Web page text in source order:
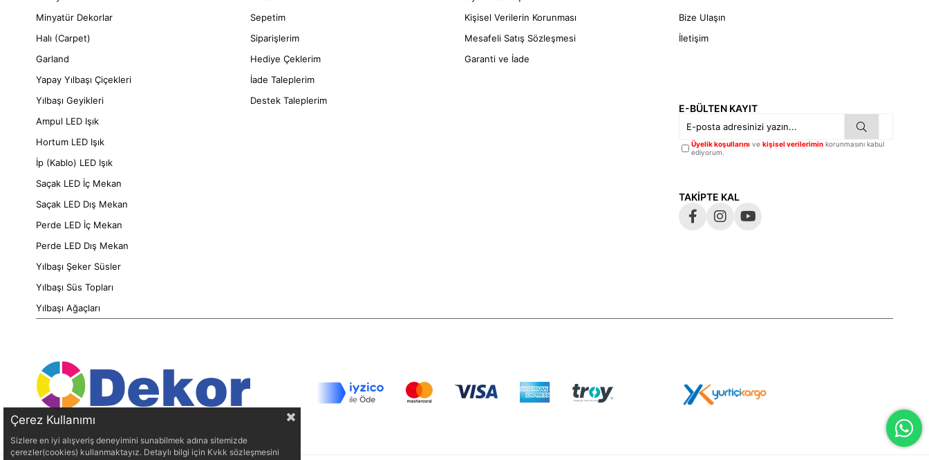
Minyatür Dekorlar
Halı (Carpet)
Garland
Yapay Yılbaşı Çiçekleri
Yılbaşı Geyikleri
Ampul LED Işık
Hortum LED Işık
İp (Kablo) LED Işık
Saçak LED İç Mekan
Saçak LED Dış Mekan
Perde LED İç Mekan
Perde LED Dış Mekan
Yılbaşı Şeker Süsler
Yılbaşı Süs Topları
Yılbaşı Ağaçları
Sepetim
Siparişlerim
Hediye Çeklerim
İade Taleplerim
Destek Taleplerim
Kişisel Verilerin Korunması
Mesafeli Satış Sözleşmesi
Garanti ve İade
Bize Ulaşın
İletişim
E-BÜLTEN KAYIT
Üyelik koşullarını vekişisel verilerimin korunmasını kabul
ediyorum.
TAKİPTE KAL
Çerez Kullanımı
Sizlere en iyi alışveriş deneyimini sunabilmek adına sitemizde
çerezler(cookies) kullanmaktayız. Detaylı bilgi için Kvkk sözleşmesini